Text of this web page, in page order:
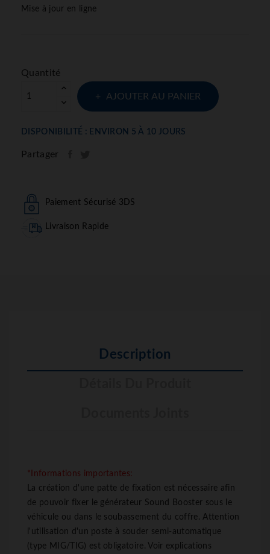
Mise à jour en ligne
Quantité
AJOUTER AU PANIER
DISPONIBILITÉ : ENVIRON 5 À 10 JOURS
Partager
Paiement Sécurisé 3DS
Livraison Rapide
Description
*Informations importantes:
La création d'une patte de fixation est nécessaire afin
de pouvoir fixer le générateur Sound Booster sous le
véhicule ou dans le soubassement du coffre. Attention
l'utilisation d'un poste à souder semi-automatique
(type MIG/TIG) est obligatoire. Voir explications